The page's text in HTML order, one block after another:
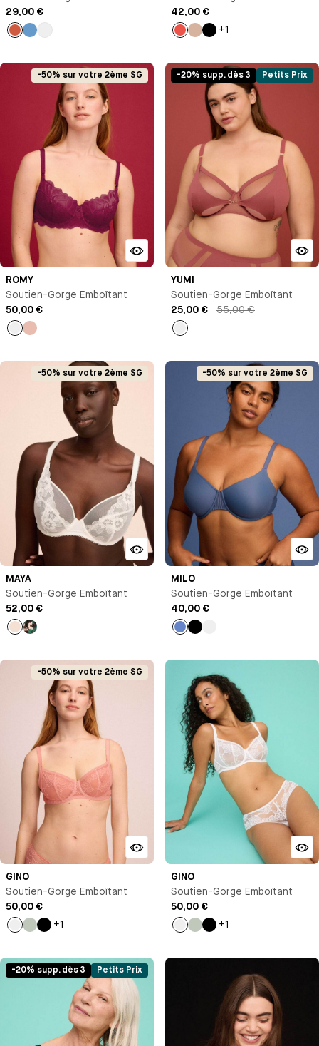
29,00 €
Thé
BleuBlanc
42,00 €
Corail
+1
-50% sur votre 2ème SG
ROMY
Soutien-Gorge Emboîtant
50,00 €
-20% supp. dès 3 Petits Prix
YUMI
Soutien-Gorge Emboîtant
25,00 €
55,00 €
-50% sur votre 2ème SG
MAYA
Soutien-Gorge Emboîtant
52,00 €
Milk
-50% sur votre 2ème SG
MILO
Soutien-Gorge Emboîtant
40,00 €
Bleu
-50% sur votre 2ème SG
GINO
Soutien-Gorge Emboîtant
50,00 €
Pêche
+1
GINO
Soutien-Gorge Emboîtant
50,00 €
Blanc
+1
-20% supp. dès 3 Petits Prix